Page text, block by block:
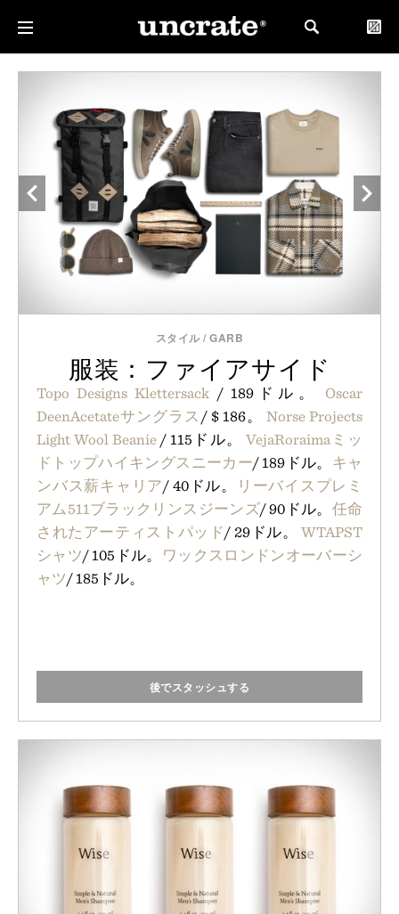
スタイル /GARB
服装：ファイアサイド
Topo Designs Klettersack / 189ドル。 Oscar
DeenAcetateサングラス / $ 186。 Norse Projects
Light Wool Beanie / 115ドル。 VejaRoraimaミッ
ドトップハイキングスニーカー/ 189ドル。 キャ
ンバス薪キャリア/ 40ドル。
リーバイスプレミ
アム511ブラックリンスジーンズ/ 90ドル。 任命
されたアーティストパッド/ 29ドル。WTAPST
シャツ/ 105ドル。
ワックスロンドンオーバーシ
ャツ/ 185ドル。
後でスタッシュする